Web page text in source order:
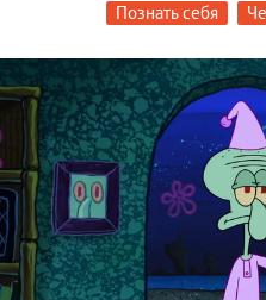
Познать себя